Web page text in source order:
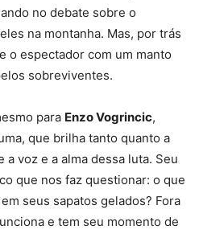
no debate sobre o
na montanha. Mas, por trás
o espectador com um manto
sobreviventes.
para Enzo Vogrincic,
que brilha tanto quanto a
voz e a alma dessa luta. Seu
que nos faz questionar: o que
seus sapatos gelados? Fora
e tem seu momento de